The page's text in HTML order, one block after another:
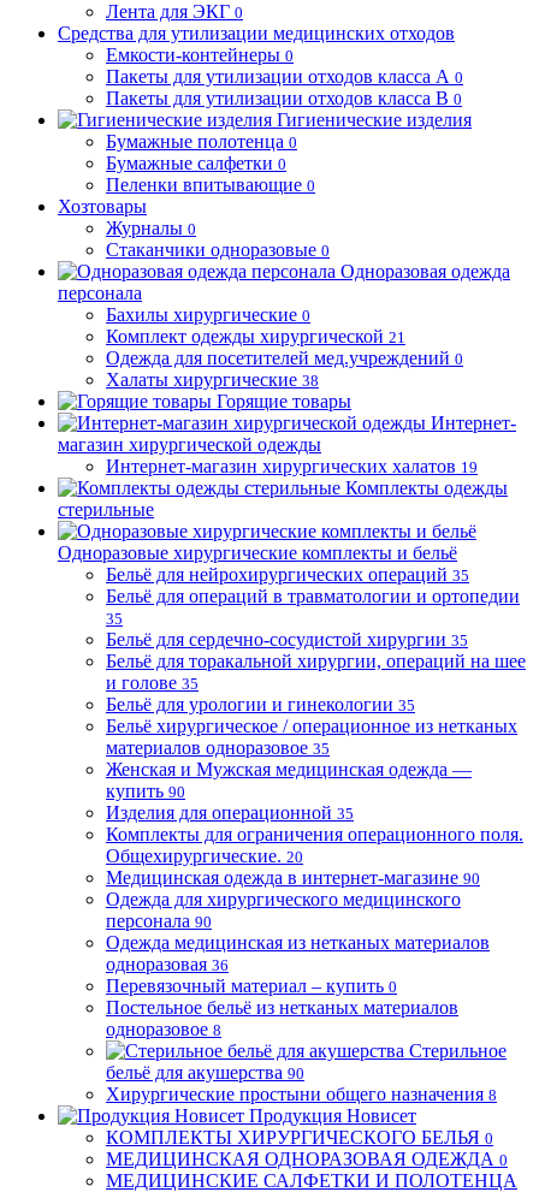
Лента для ЭКГ 0
Средства для утилизации медицинских отходов
Емкости-контейнеры 0
Пакеты для утилизации отходов класса А 0
Пакеты для утилизации отходов класса В 0
Гигиенические изделия
Бумажные полотенца 0
Бумажные салфетки 0
Пеленки впитывающие 0
Хозтовары
Журналы 0
Стаканчики одноразовые 0
Одноразовая одежда
персонала
Бахилы хирургические 0
Комплект одежды хирургической 21
Одежда для посетителей мед.учреждений 0
Халаты хирургические 38
Горящие товары
Интернет-
магазин хирургической одежды
Интернет-магазин хирургических халатов 19
Комплекты одежды
стерильные
Одноразовые хирургические комплекты и бельё
Бельё для нейрохирургических операций 35
Бельё для операций в травматологии и ортопедии
35
Бельё для сердечно-сосудистой хирургии 35
Бельё для торакальной хирургии, операций на шее
и голове 35
Бельё для урологии и гинекологии 35
Бельё хирургическое / операционное из нетканых
материалов одноразовое 35
Женская и Мужская медицинская одежда —
купить 90
Изделия для операционной 35
Комплекты для ограничения операционного поля.
Общехирургические. 20
Медицинская одежда в интернет-магазине 90
Одежда для хирургического медицинского
персонала 90
Одежда медицинская из нетканых материалов
одноразовая 36
Перевязочный материал – купить 0
Постельное бельё из нетканых материалов
одноразовое 8
Стерильное
бельё для акушерства 90
Хирургические простыни общего назначения 8
Продукция Новисет
КОМПЛЕКТЫ ХИРУРГИЧЕСКОГО БЕЛЬЯ 0
МЕДИЦИНСКАЯ ОДНОРАЗОВАЯ ОДЕЖДА 0
МЕДИЦИНСКИЕ САЛФЕТКИ И ПОЛОТЕНЦА